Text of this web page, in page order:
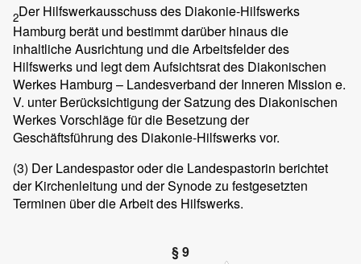
2Der Hilfswerkausschuss des Diakonie-Hilfswerks
Hamburg berät und bestimmt darüber hinaus die
inhaltliche Ausrichtung und die Arbeitsfelder des
Hilfswerks und legt dem Aufsichtsrat des Diakonischen
Werkes Hamburg – Landesverband der Inneren Mission e.
V. unter Berücksichtigung der Satzung des Diakonischen
Werkes Vorschläge für die Besetzung der
Geschäftsführung des Diakonie-Hilfswerks vor.
(3) Der Landespastor oder die Landespastorin berichtet
der Kirchenleitung und der Synode zu festgesetzten
Terminen über die Arbeit des Hilfswerks.
§ 9